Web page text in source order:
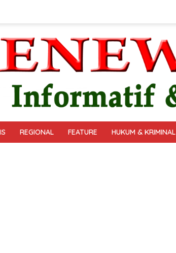
REGIONAL FEATURE HUKUM & KRIMINAL